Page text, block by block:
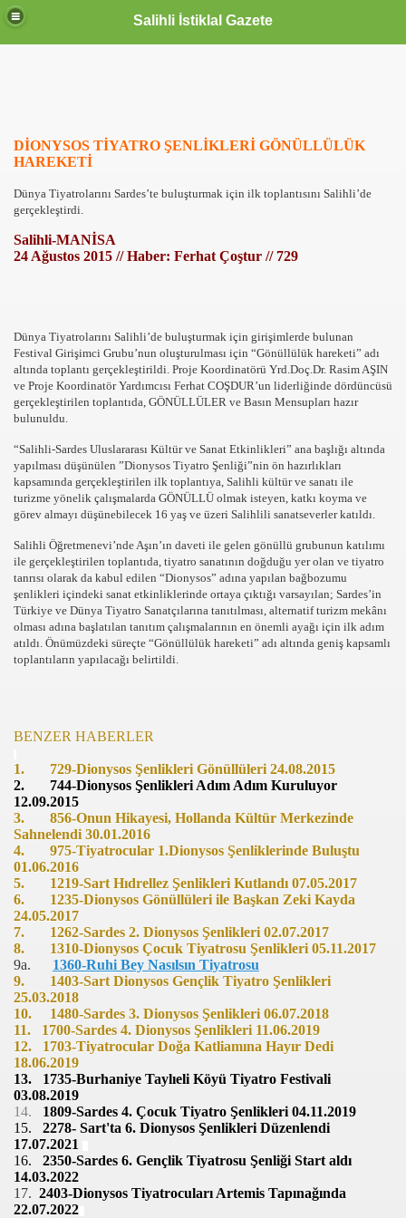
Salihli İstiklal Gazete
DİONYSOS TİYATRO ŞENLİKLERİ GÖNÜLLÜLÜK
HAREKETİ
Dünya Tiyatrolarını Sardes’te buluşturmak için ilk toplantısını Salihli’de
gerçekleştirdi.
Salihli-MANİSA
24 Ağustos 2015 // Haber: Ferhat Çoştur // 729
Dünya Tiyatrolarını Salihli’de buluşturmak için girişimlerde bulunan
Festival Girişimci Grubu’nun oluşturulması için “Gönüllülük hareketi” adı
altında toplantı gerçekleştirildi. Proje Koordinatörü Yrd.Doç.Dr. Rasim AŞIN
ve Proje Koordinatör Yardımcısı Ferhat COŞDUR’un liderliğinde dördüncüsü
gerçekleştirilen toplantıda, GÖNÜLLÜLER ve Basın Mensupları hazır
bulunuldu.
“Salihli-Sardes Uluslararası Kültür ve Sanat Etkinlikleri” ana başlığı altında
yapılması düşünülen ”Dionysos Tiyatro Şenliği”nin ön hazırlıkları
kapsamında gerçekleştirilen ilk toplantıya, Salihli kültür ve sanatı ile
turizme yönelik çalışmalarda GÖNÜLLÜ olmak isteyen, katkı koyma ve
görev almayı düşünebilecek 16 yaş ve üzeri Salihlili sanatseverler katıldı.
Salihli Öğretmenevi’nde Aşın’ın daveti ile gelen gönüllü grubunun katılımı
ile gerçekleştirilen toplantıda, tiyatro sanatının doğduğu yer olan ve tiyatro
tanrısı olarak da kabul edilen “Dionysos” adına yapılan bağbozumu
şenlikleri içindeki sanat etkinliklerinde ortaya çıktığı varsayılan; Sardes’in
Türkiye ve Dünya Tiyatro Sanatçılarına tanıtılması, alternatif turizm mekânı
olması adına başlatılan tanıtım çalışmalarının en önemli ayağı için ilk adım
atıldı. Önümüzdeki süreçte “Gönüllülük hareketi” adı altında geniş kapsamlı
toplantıların yapılacağı belirtildi.
BENZER HABERLER
1.
729-Dionysos Şenlikleri Gönüllüleri 24.08.2015
2.
744-Dionysos Şenlikleri Adım Adım Kuruluyor
12.09.2015
3. 856-Onun Hikayesi, Hollanda Kültür Merkezinde
Sahnelendi 30.01.2016
4.
975-Tiyatrocular 1.Dionysos Şenliklerinde Buluştu
01.06.2016
5.
1219-Sart Hıdrellez Şenlikleri Kutlandı 07.05.2017
6.
1235-Dionysos Gönüllüleri ile Başkan Zeki Kayda
24.05.2017
7.
1262-Sardes 2. Dionysos Şenlikleri 02.07.2017
8.
1310-Dionysos Çocuk Tiyatrosu Şenlikleri 05.11.2017
9a. 1360-Ruhi Bey Nasılsın Tiyatrosu
9.
1403-Sart Dionysos Gençlik Tiyatro Şenlikleri
25.03.2018
10.
1480-Sardes 3. Dionysos Şenlikleri 06.07.2018
11.
1700-Sardes 4. Dionysos Şenlikleri 11.06.2019
12.
1703-Tiyatrocular Doğa Katliamına Hayır Dedi
18.06.2019
13.
1735-Burhaniye Taylıeli Köyü Tiyatro Festivali
03.08.2019
14.
1809-Sardes 4. Çocuk Tiyatro Şenlikleri 04.11.2019
15.
2278- Sart'ta 6. Dionysos Şenlikleri Düzenlendi
17.07.2021
16.
2350-Sardes 6. Gençlik Tiyatrosu Şenliği Start aldı
14.03.2022
17. 2403-Dionysos Tiyatrocuları Artemis Tapınağında
22.07.2022
TÜRKİYE FİNALINDA
ANI FOTOĞRAFI HEDİYE EDİLDİ
“KÖY OKULLARI” PROJESİ
BAŞKONSOLOSU ZİYARET ETTİ
SARDI
GÜNÜ HEDİYESİ
Beykoz